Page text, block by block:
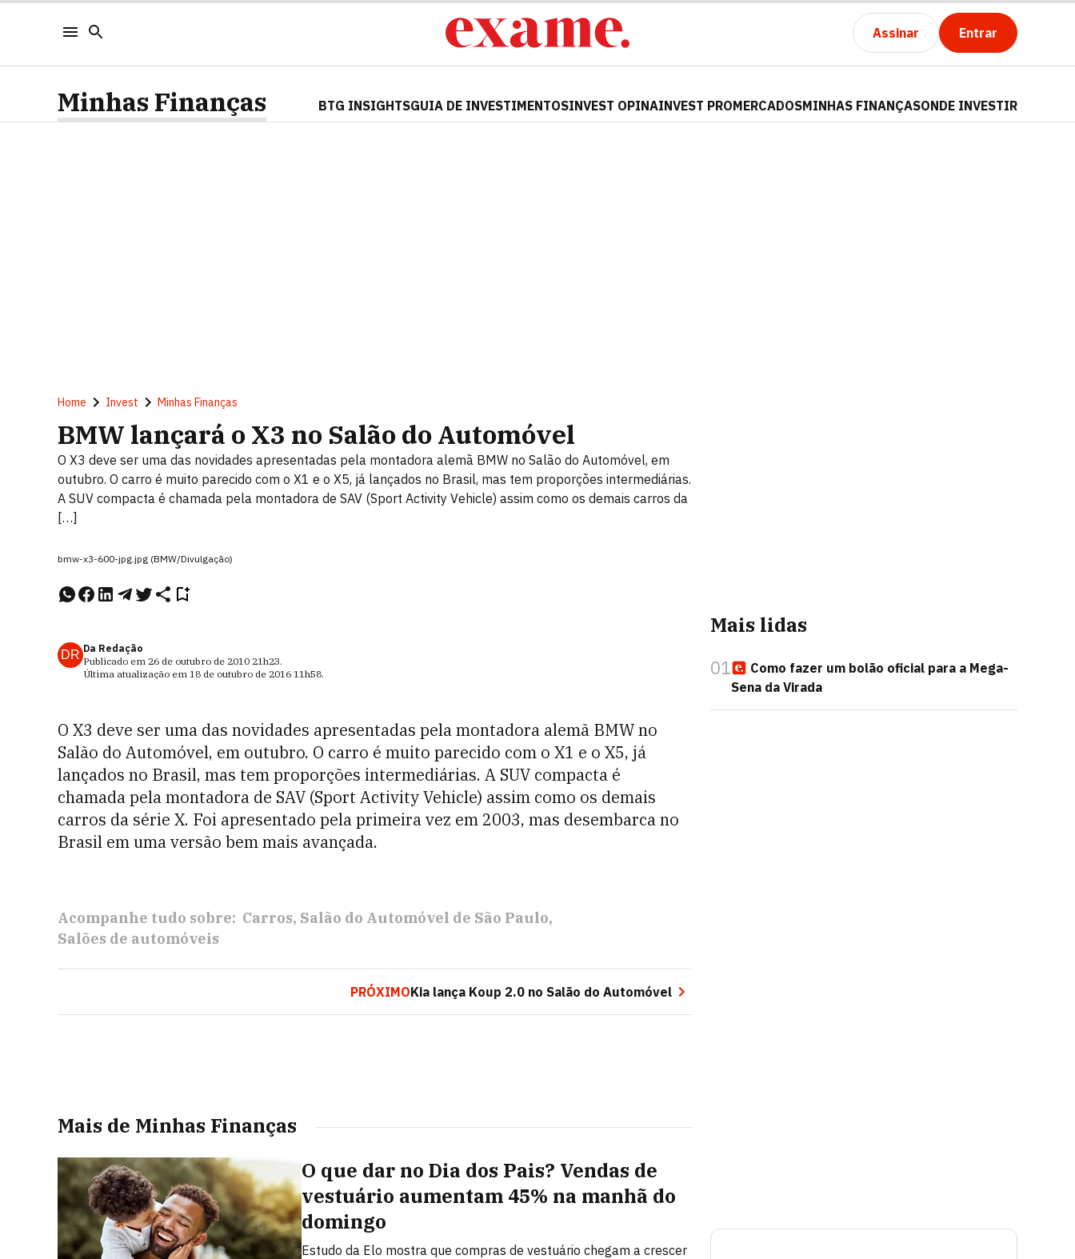
Assinar Entrar
Minhas Finanças BTG INSIGHTSGUIA DE INVESTIMENTOSINVEST OPINAINVEST PROMERCADOSMINHAS FINANÇASONDE INVESTIR
Home Invest Minhas Finanças
BMW lançará o X3 no Salão do Automóvel
O X3 deve ser uma das novidades apresentadas pela montadora alemã BMW no Salão do Automóvel, em
outubro. O carro é muito parecido com o X1 e o X5, já lançados no Brasil, mas tem proporções intermediárias.
A SUV compacta é chamada pela montadora de SAV (Sport Activity Vehicle) assim como os demais carros da
[…]
bmw-x3-600-jpg.jpg (BMW/Divulgação)
DR Da Redação
Publicado em 26 de outubro de 2010 21h23.
Última atualização em 18 de outubro de 2016 11h58.
O X3 deve ser uma das novidades apresentadas pela montadora alemã BMW no
Salão do Automóvel, em outubro. O carro é muito parecido com o X1 e o X5, já
lançados no Brasil, mas tem proporções intermediárias. A SUV compacta é
chamada pela montadora de SAV (Sport Activity Vehicle) assim como os demais
carros da série X. Foi apresentado pela primeira vez em 2003, mas desembarca no
Brasil em uma versão bem mais avançada.
Acompanhe tudo sobre: Carros Salão do Automóvel de São Paulo
Salões de automóveis
PRÓXIMOKia lança Koup 2.0 no Salão do Automóvel
Mais de Minhas Finanças
O que dar no Dia dos Pais? Vendas de
vestuário aumentam 45% na manhã do
domingo
Estudo da Elo mostra que compras de vestuário chegam a crescer
Mais lidas
01
Como fazer um bolão oficial para a Mega-
Sena da Virada